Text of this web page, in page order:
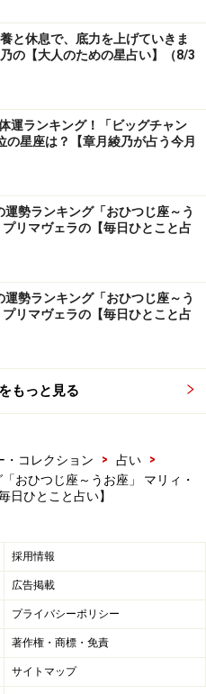
座（4月20日～5月20
つかれば道が開けるはず。
大人のための星占い】
座（8月23日～9月22
かも。ただし絶対口外しな
大人のための星占い】
（11月23日～12月21
。温かい目で接すると◎。
大人のための星占い】
最新の内容をご確認くださ
と休息で、底力を上げていきま
の【大人のための星占い】（8/3
運ランキング！「ビッグチャン
の星座は？【章月綾乃が占う今月
運勢ランキング「おひつじ座～う
リマヴェラの【毎日ひとこと占
運勢ランキング「おひつじ座～う
リマヴェラの【毎日ひとこと占
もっと見る
・コレクション > 占い
>
おひつじ座～うお座」 マリィ・
日ひとこと占い】
採用情報
広告掲載
プライバシーポリシー
著作権・商標・免責
サイトマップ